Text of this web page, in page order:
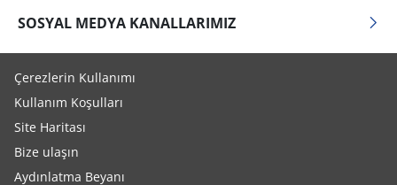
SOSYAL MEDYA KANALLARIMIZ
Çerezlerin Kullanımı
Kullanım Koşulları
Site Haritası
Bize ulaşın
Aydınlatma Beyanı